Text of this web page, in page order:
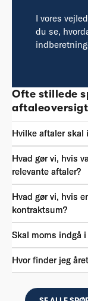
I vores
du se,
Ofte stillede
Hvilke aftaler skal
Hvad gør vi, hvis
relevante aftaler?
Hvad gør vi, hvis
kontraktsum?
Skal moms indgå
Hvor finder jeg